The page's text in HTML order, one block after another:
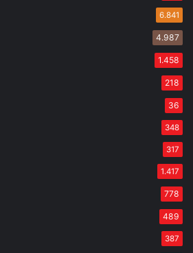
6.841
4.987
1.458
218
36
348
317
1.417
778
489
387